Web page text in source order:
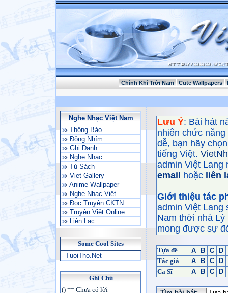
Chính Khí Trời Nam Cute Wallpapers
Nghe Nhạc Việt Nam
Thông Báo
Động Nhím
Ghi Danh
Nghe Nhac
Tủ Sách
Viet Gallery
Anime Wallpaper
Nghe Nhạc Việt
Đọc Truyện CKTN
Truyện Việt Online
Liên Lạc
Some Cool Sites
- TuoiTho.Net
Ghi Chú
() == Chưa có lời
Lưu Ý: Bài hát
nhiên chức
dễ, bạn hãy
tiếng Việt.
admin Việt Lang
email
hoặc liên
Giới thiệu tác
admin Việt Lang
Nam thời nhà
mong được sự
Tựa đề A B C
D
Tác giả
A B C
D
Ca Sĩ
A B C D